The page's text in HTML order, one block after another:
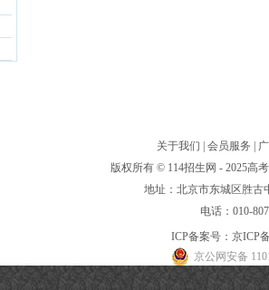
关于我们 会员服务
版权所有 © 114招生网 - 2025高
地址：北京市东城区胜
电话：010-
ICP备案号： 京ICP
京公网安备